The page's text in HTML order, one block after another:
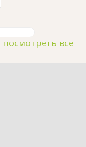
посмотреть все